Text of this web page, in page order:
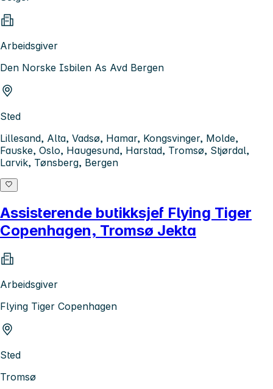
Arbeidsgiver
Den Norske Isbilen As Avd Bergen
Sted
Lillesand, Alta, Vadsø, Hamar, Kongsvinger, Molde,
Fauske, Oslo, Haugesund, Harstad, Tromsø, Stjørdal,
Larvik, Tønsberg, Bergen
Assisterende butikksjef Flying Tiger
Copenhagen, Tromsø Jekta
Arbeidsgiver
Flying Tiger Copenhagen
Sted
Tromsø